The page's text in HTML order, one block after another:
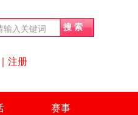
｜ 注册
赛事